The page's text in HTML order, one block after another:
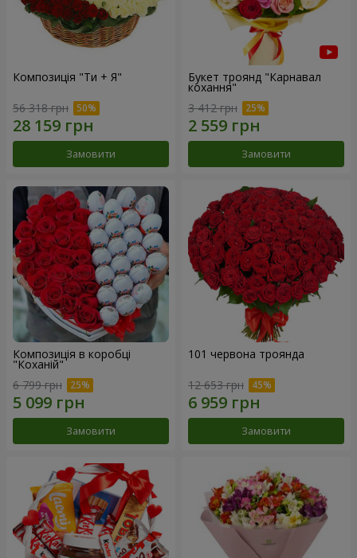
Композиція "Ти + Я"
56 318 грн
Замовити
Букет троянд "Карнавал
кохання"
3 412 грн
Замовити
Композиція в коробці
"Коханій"
6 799 грн
Замовити
101 червона троянда
12 653 грн
Замовити